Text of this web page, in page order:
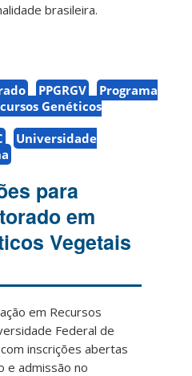
brasileira.
PPGRGV
Programa
Genéticos
Universidade
para
em
Vegetais
em Recursos
Federal de
inscrições abertas
e admissão no